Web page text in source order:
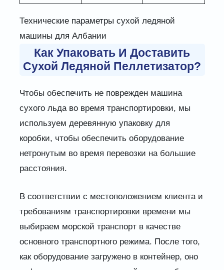
Технические параметры сухой ледяной
машины для Албании
Как Упаковать И Доставить
Сухой Ледяной Пеллетизатор?
Чтобы обеспечить не поврежден машина
сухого льда во время транспортировки, мы
используем деревянную упаковку для
коробки, чтобы обеспечить оборудование
нетронутым во время перевозки на большие
расстояния.
В соответствии с местоположением клиента и
требованиям транспортировки времени мы
выбираем морской транспорт в качестве
основного транспортного режима. После того,
как оборудование загружено в контейнер, оно